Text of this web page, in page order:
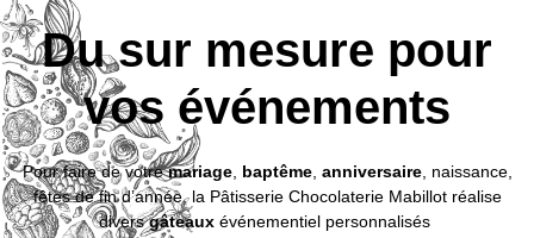
Du sur mesure pour
vos événements
Pour faire de votremariage, baptême, anniversaire, naissance,
fêtes de fin d’année, la Pâtisserie Chocolaterie Mabillot réalise
diversgâteaux événementiel personnalisés